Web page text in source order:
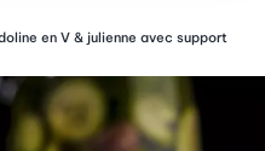
en V & julienne avec support